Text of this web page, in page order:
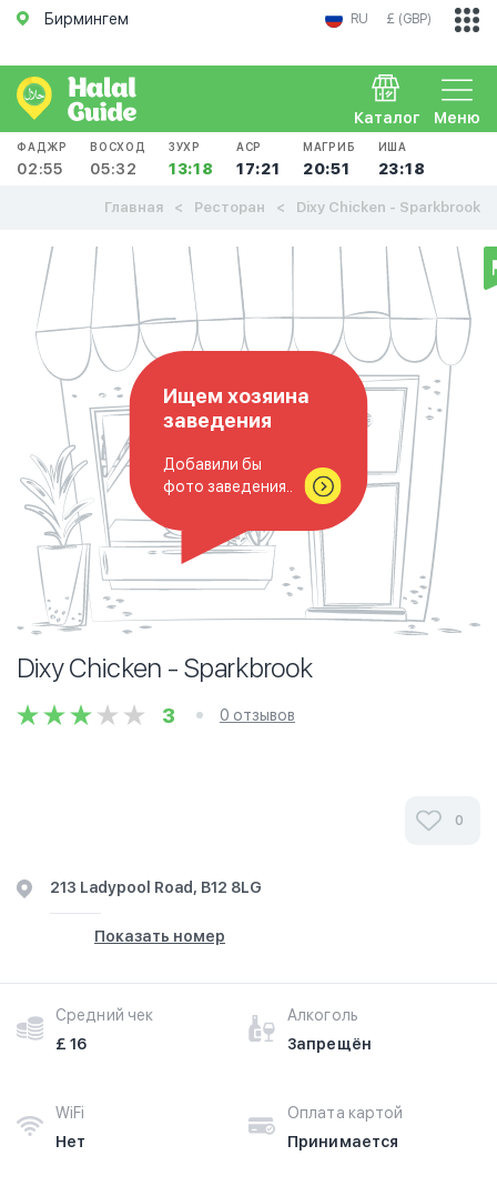
Бирмингем RU £ (GBP)
Меню
Каталог
ФАДЖР
02:55
ВОСХОД
05:32
ЗУХР
13:18
АСР
17:21
МАГРИБ
20:51
ИША
23:18
Главная Ресторан Dixy Chicken - Sparkbrook
Ищем хозяина
заведения
Добавили бы
фото заведения..
Dixy Chicken - Sparkbrook
3 0 отзывов
0
213 Ladypool Road, B12 8LG
Показать номер
Средний чек
£ 16
Алкоголь
Запрещён
WiFi
Нет
Оплата картой
Принимается